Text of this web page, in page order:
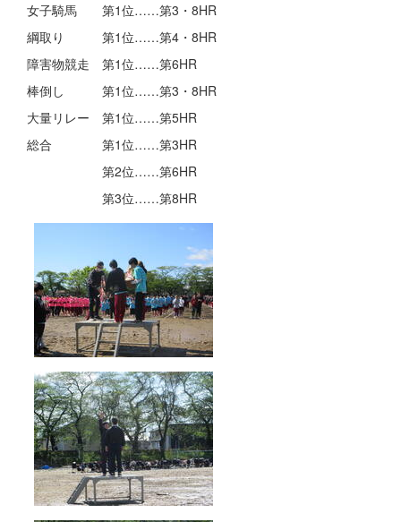
女子騎馬 第1位……第3・8HR
綱取り 第1位……第4・8HR
障害物競走 第1位……第6HR
棒倒し 第1位……第3・8HR
大量リレー 第1位……第5HR
総合 第1位……第3HR
第2位……第6HR
第3位……第8HR